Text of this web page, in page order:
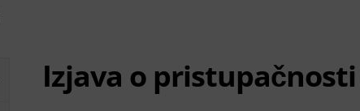
Izjava o pristupačnosti